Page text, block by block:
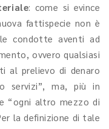
: come si evince
fattispecie non è
condotte aventi ad
ovvero qualsiasi
al prelievo di denaro
servizi”, ma, più in
“ogni altro mezzo di
la definizione di tale